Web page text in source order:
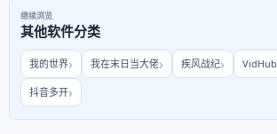
继续浏览
其他软件分类
我的世界 我在末日当大佬 疾风战纪 VidHub
抖音多开